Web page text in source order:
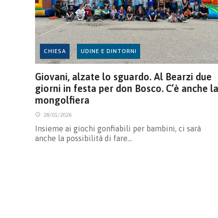
CHIESA UDINE E DINTORNI
Giovani, alzate lo sguardo. Al Bearzi due
giorni in festa per don Bosco. C’è anche la
mongolfiera
28/01/2026
Insieme ai giochi gonfiabili per bambini, ci sarà
anche la possibilità di fare…